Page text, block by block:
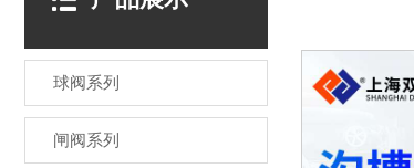
球阀系列
闸阀系列